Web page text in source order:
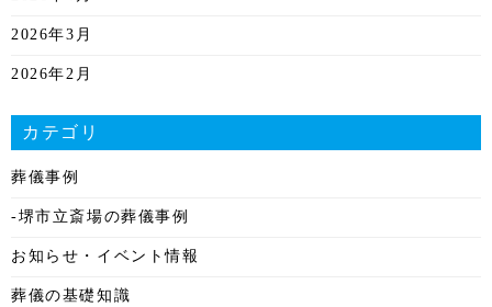
2026年3月
2026年2月
2026年1月
2025年12月
カテゴリ
葬儀事例
-堺市立斎場の葬儀事例
お知らせ・イベント情報
葬儀の基礎知識